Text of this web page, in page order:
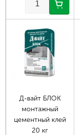
Д-вайт БЛОК
монтажный
цементный клей
20 кг